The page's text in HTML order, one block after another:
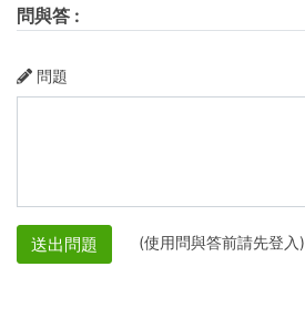
問與答 :
問題
送出問題 (使用問與答前請先登入)